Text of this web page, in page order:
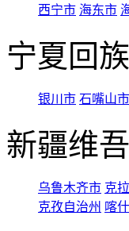
西宁市 海东市
宁夏回
银川市 石嘴山市
新疆维
乌鲁木齐市 克
克孜自治州 喀